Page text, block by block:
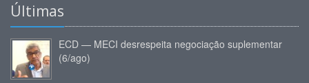
Últimas
ECD — MECI desrespeita negociação suplementar
(6/ago)